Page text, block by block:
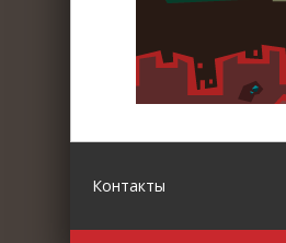
Контакты